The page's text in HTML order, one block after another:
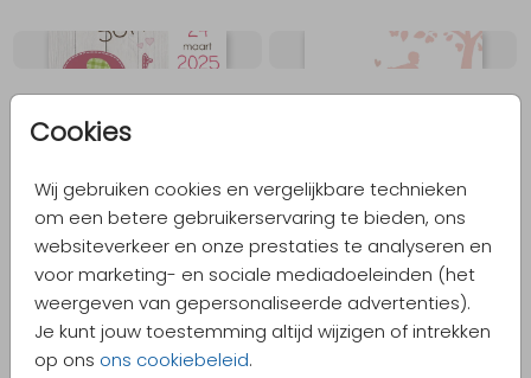
Cookies
Wij gebruiken cookies en vergelijkbare technieken
om een betere gebruikerservaring te bieden, ons
websiteverkeer en onze prestaties te analyseren en
voor marketing- en sociale mediadoeleinden (het
weergeven van gepersonaliseerde advertenties).
Je kunt jouw toestemming altijd wijzigen of intrekken
op ons ons cookiebeleid.